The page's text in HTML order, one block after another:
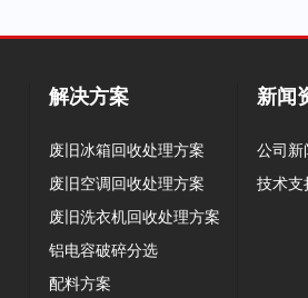
解决方案
废旧冰箱回收处理方案
废旧空调回收处理方案
废旧洗衣机回收处理方案
铝电容破碎分选
配料方案
新闻
公司新
技术支